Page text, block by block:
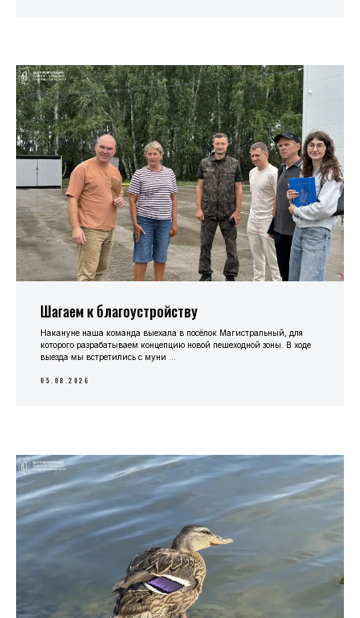
Шагаем к благоустройству
Накануне наша команда выехала в посёлок Магистральный, для
которого разрабатываем концепцию новой пешеходной зоны. В ходе
выезда мы встретились с муни ...
05.08.2026